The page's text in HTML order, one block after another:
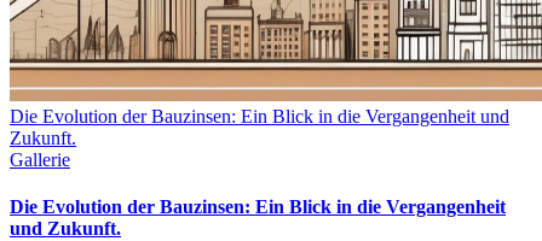
Die Evolution der Bauzinsen: Ein Blick in die Vergangenheit und
Zukunft.
Gallerie
Die Evolution der Bauzinsen: Ein Blick in die Vergangenheit
und Zukunft.